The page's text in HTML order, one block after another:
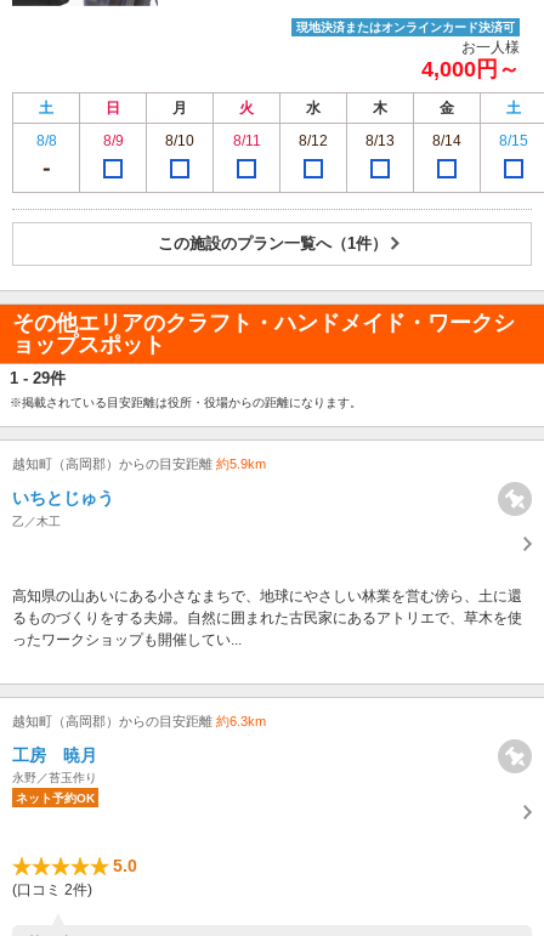
現地決済またはオンラインカード決済可
お一人様
4,000円～
土 日 月 火 水 木 金
土
8/8
8/9 8/10 8/11 8/12 8/13 8/14 8/15
この施設のプラン一覧へ（1件）
その他エリアのクラフト・ハンドメイド・ワークシ
ョップスポット
1 - 29件
※掲載されている目安距離は役所・役場からの距離になります。
越知町（高岡郡）からの目安距離 約5.9km
いちとじゅう
乙／木工
高知県の山あいにある小さなまちで、地球にやさしい林業を営む傍ら、土に還
るものづくりをする夫婦。自然に囲まれた古民家にあるアトリエで、草木を使
ったワークショップも開催してい...
越知町（高岡郡）からの目安距離 約6.3km
工房 暁月
永野／苔玉作り
ネット予約OK
5.0
(口コミ 2件)